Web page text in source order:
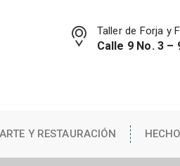
Taller de Forja y
Calle 9 No. 3 –
ARTE Y RESTAURACIÓN